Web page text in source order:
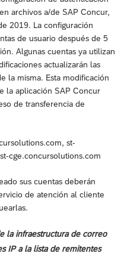
archivos a/de SAP Concur,
2019. La configuración
de usuario después de 5
Algunas cuentas ya utilizan
actualizarán las
la misma. Esta modificación
la aplicación SAP Concur
de transferencia de
st-
cge.concursolutions.com
sus cuentas deberán
de atención al cliente
la infraestructura de correo
IP a la lista de remitentes